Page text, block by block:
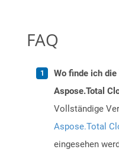
FAQ
Wo finde ich
Aspose.Total
Vollständige
Aspose.Total
eingesehen